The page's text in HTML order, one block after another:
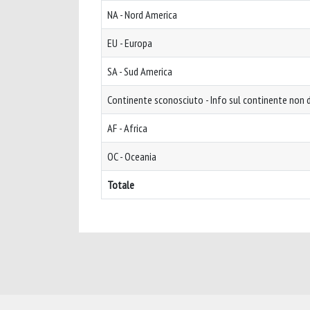
NA - Nord America
EU - Europa
SA - Sud America
Continente sconosciuto - Info sul continente non
AF - Africa
OC - Oceania
Totale